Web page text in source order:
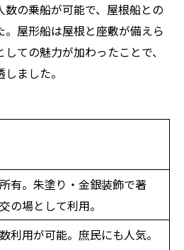
数の乗船が可能で、屋根船との
屋形船は屋根と座敷が備えら
ての魅力が加わったことで、
ました。
有。朱塗り・金銀装飾で著
の場として利用。
利用が可能。庶民にも人気。